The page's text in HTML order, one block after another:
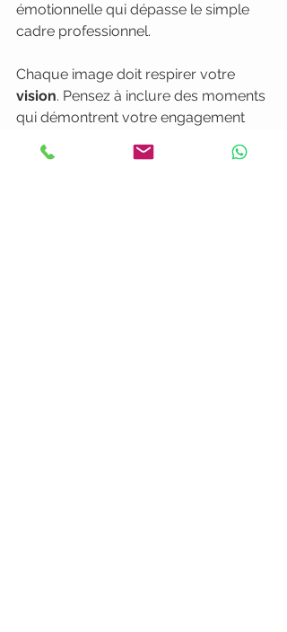
émotionnelle qui dépasse le simple
cadre professionnel.
Chaque image doit respirer votre
vision. Pensez à inclure des moments
qui démontrent votre engagement
simplement les énoncer. Un film